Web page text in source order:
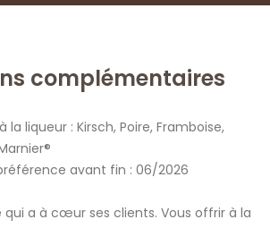
complémentaires
liqueur : Kirsch, Poire, Framboise,
avant fin : 06/2026
qui a à cœur ses clients. Vous offrir à la